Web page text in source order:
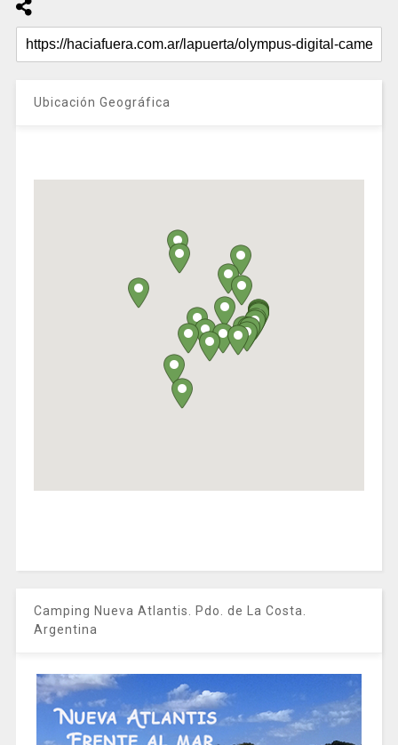
Ubicación Geográfica
Camping Nueva Atlantis. Pdo. de La Costa.
Argentina